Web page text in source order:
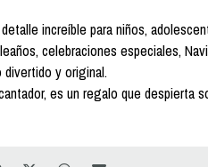
increíble para niños,
celebraciones especiales,
y original.
es un regalo que despierta